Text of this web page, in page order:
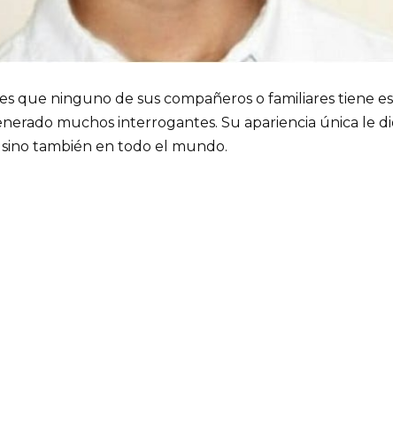
que ninguno de sus compañeros o familiares tiene
muchos interrogantes. Su apariencia única le
también en todo el mundo.